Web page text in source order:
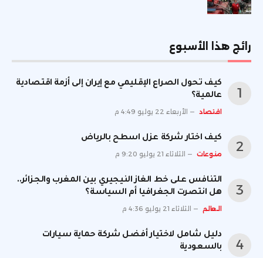
رائج هذا الأسبوع
كيف تحول الصراع الإقليمي مع إيران إلى أزمة اقتصادية
عالمية؟
اقتصاد الأربعاء 22 يوليو 4:49 م
كيف اختار شركة عزل اسطح بالرياض
منوعات الثلاثاء 21 يوليو 9:20 م
التنافس على خط الغاز النيجيري بين المغرب والجزائر..
هل انتصرت الجغرافيا أم السياسة؟
العالم الثلاثاء 21 يوليو 4:36 م
دليل شامل لاختيار أفضل شركة حماية سيارات
بالسعودية